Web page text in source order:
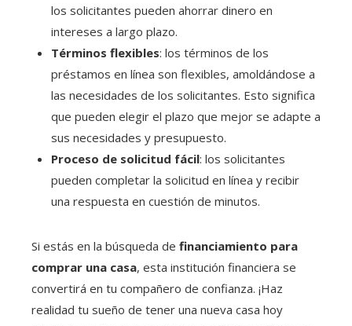
los solicitantes pueden ahorrar dinero en
intereses a largo plazo.
Términos flexibles: los términos de los
préstamos en línea son flexibles, amoldándose a
las necesidades de los solicitantes. Esto significa
que pueden elegir el plazo que mejor se adapte a
sus necesidades y presupuesto.
Proceso de solicitud fácil: los solicitantes
pueden completar la solicitud en línea y recibir
una respuesta en cuestión de minutos.
Si estás en la búsqueda de financiamiento para
comprar una casa, esta institución financiera se
convertirá en tu compañero de confianza. ¡Haz
realidad tu sueño de tener una nueva casa hoy